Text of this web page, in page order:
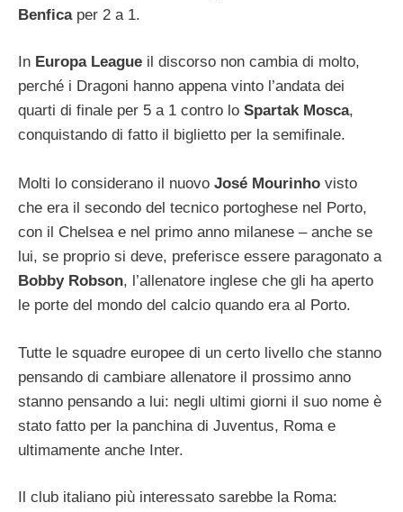
Benficaper 2 a 1.
In Europa League il discorso non cambia di molto,
perché i Dragoni hanno appena vinto l’andata dei
quarti di finale per 5 a 1 contro lo Spartak Mosca,
conquistando di fatto il biglietto per la semifinale.
Molti lo considerano il nuovo José Mourinho visto
che era il secondo del tecnico portoghese nel Porto,
con il Chelsea e nel primo anno milanese – anche se
lui, se proprio si deve, preferisce essere paragonato a
Bobby Robson, l’allenatore inglese che gli ha aperto
le porte del mondo del calcio quando era al Porto.
Tutte le squadre europee di un certo livello che stanno
pensando di cambiare allenatore il prossimo anno
stanno pensando a lui: negli ultimi giorni il suo nome è
stato fatto per la panchina di Juventus, Roma e
ultimamente anche Inter.
Il club italiano più interessato sarebbe la Roma: